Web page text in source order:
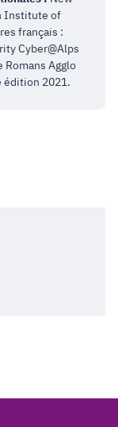
Institute of
français :
Cyber@Alps
Romans Agglo
édition 2021.